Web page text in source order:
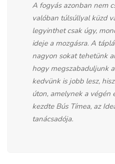
A fogyásazonban nem
valóban túlsúllyal küzd
legyinthet csak úgy,
ideje a mozgásra. A
nagyon sokat tehetünk
hogy megszabaduljunk
kedvünk is jobb lesz,
úton, amelynek a végén
kezdte Bús Tímea, az
tanácsadója.